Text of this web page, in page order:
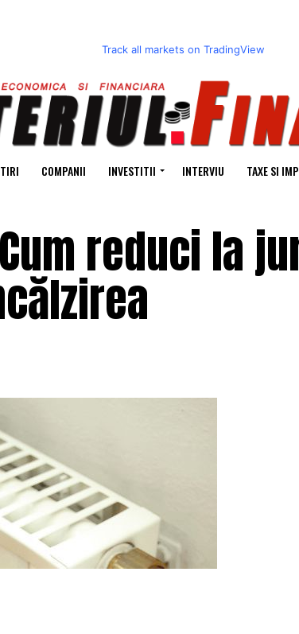
Track all markets on TradingView
COMPANII INVESTITII INTERVIU TAXE SI
reduci la